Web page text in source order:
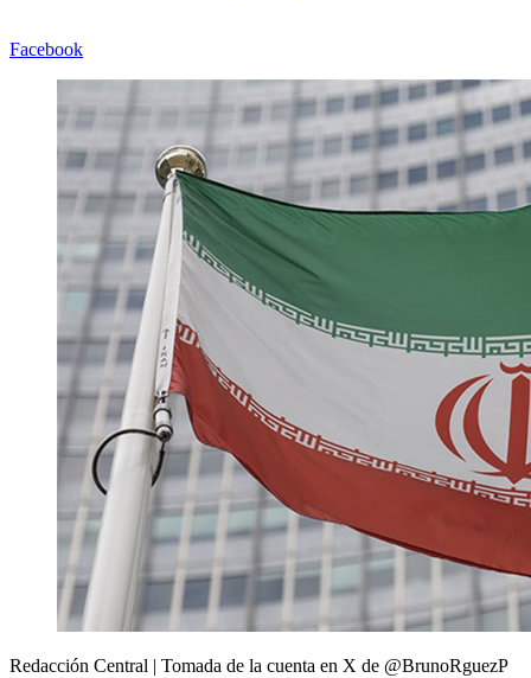
Facebook
Redacción Central | Tomada de la cuenta en X de @BrunoRguezP